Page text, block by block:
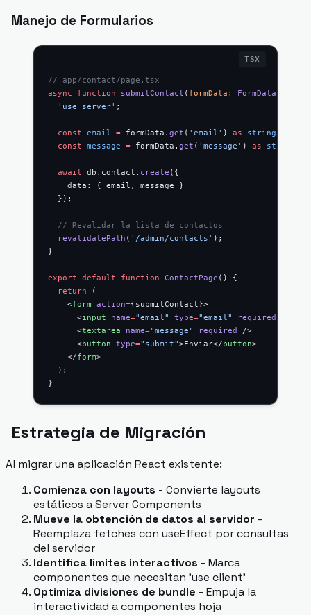
Manejo de Formularios
// app/contact/page.tsx
async function submitContact ( formData : FormData
  'use server'
;
  const
email = formData. get ( 'email' ) as string
  const
message = formData. get ( 'message' ) as string
  await
db.contact. create ({
    data: { email, message }
  });
  // Revalidar la lista de contactos
  revalidatePath
( '/admin/contacts' );
}
export default function ContactPage () {
  return
(
    <
form action={submitContact}>
      <
input name="email" type="email" required
      <
textarea name="message" required
/>
      <
button type="submit">Enviar</ button>
    </
form>
  );
}
Estrategia de Migración
Al migrar una aplicación React existente:
Comienza con layouts - Convierte layouts
estáticos a Server Components
Mueve la obtención de datos al servidor -
Reemplaza fetches con useEffect por consultas
del servidor
Identifica límites interactivos - Marca
componentes que necesitan 'use client'
Optimiza divisiones de bundle - Empuja la
interactividad a componentes hoja